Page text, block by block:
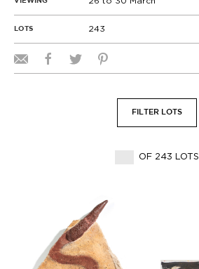
LOTS 243
FILTER LOTS
OF 243 LOTS